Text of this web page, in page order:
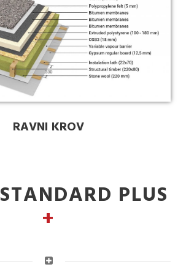
RAVNI KROV
STANDARD PLUS
+